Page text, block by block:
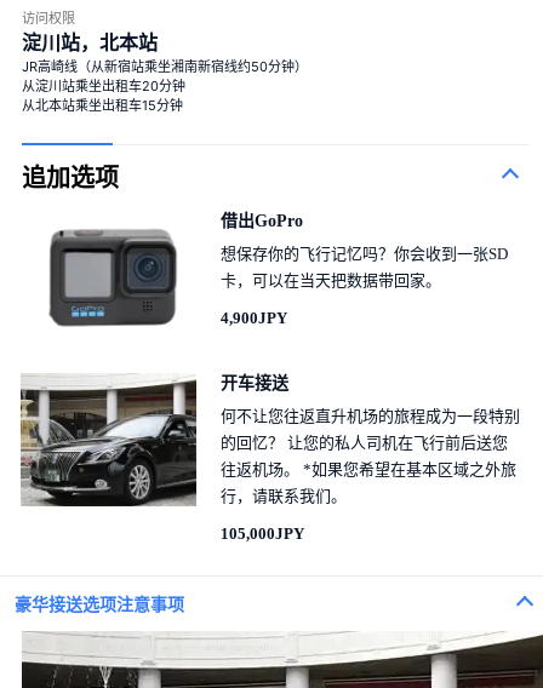
访问权限
淀川站，北本站
JR高崎线（从新宿站乘坐湘南新宿线约50分钟）
从淀川站乘坐出租车20分钟
从北本站乘坐出租车15分钟
追加选项
借出GoPro
想保存你的飞行记忆吗？你会收到一张SD
卡，可以在当天把数据带回家。
4,900JPY
开车接送
何不让您往返直升机场的旅程成为一段特别
的回忆？ 让您的私人司机在飞行前后送您
往返机场。 *如果您希望在基本区域之外旅
行，请联系我们。
105,000JPY
豪华接送选项注意事项